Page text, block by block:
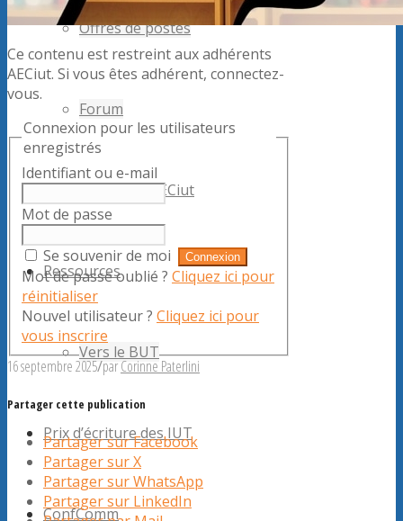
Offres de postes
Forum
Rencontres de l’AECiut
Ressources
Vers le BUT
Prix d’écriture des IUT
ConfComm
Ce contenu est restreint aux adhérents
AECiut. Si vous êtes adhérent, connectez-
vous.
Connexion pour les utilisateurs
enregistrés
Identifiant ou e-mail
Mot de passe
Se souvenir de moi
Mot de passe oublié ? Cliquez ici pour
réinitialiser
Nouvel utilisateur ? Cliquez ici pour
vous inscrire
16 septembre 2025/parCorinne Paterlini
Partager cette publication
Partager sur Facebook
Partager sur X
Partager sur WhatsApp
Partager sur LinkedIn